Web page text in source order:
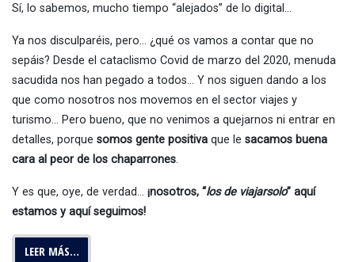
Sí, lo sabemos, mucho tiempo “alejados” de lo digital…
Ya nos disculparéis, pero… ¿qué os vamos a contar que no
sepáis? Desde el cataclismo Covid de marzo del 2020, menuda
sacudida nos han pegado a todos… Y nos siguen dando a los
que como nosotros nos movemos en el sector viajes y
turismo… Pero bueno, que no venimos a quejarnos ni entrar en
detalles, porque somos gente positiva que le sacamos buena
cara al peor de los chaparrones.
Y es que, oye, de verdad… ¡nosotros, “los de viajarsolo” aquí
estamos y aquí seguimos!
LEER MÁS…